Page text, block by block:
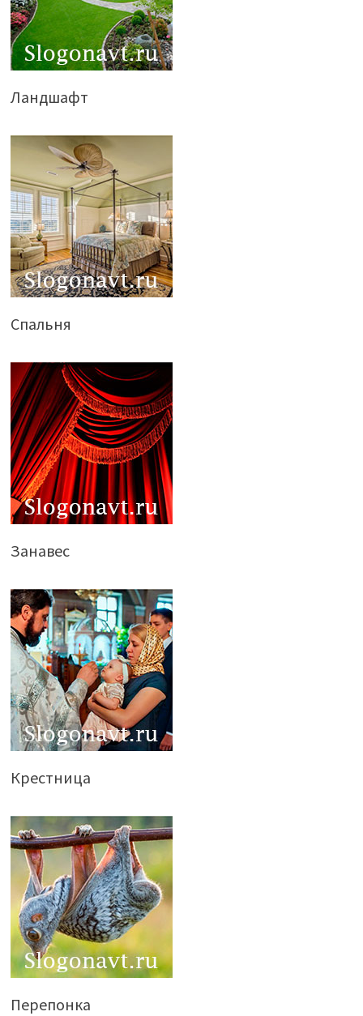
Ландшафт
Спальня
Занавес
Крестница
Перепонка